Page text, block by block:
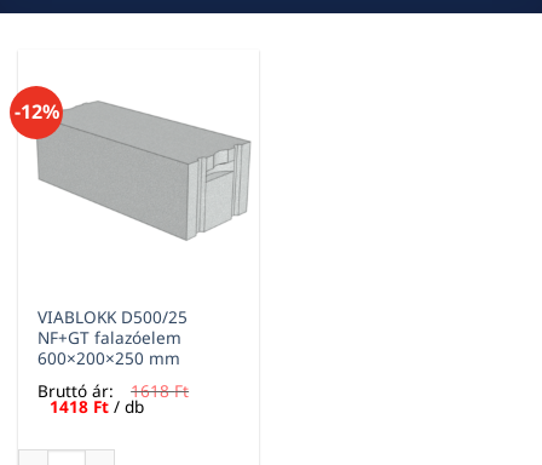
-12%
VIABLOKK D500/25
NF+GT falazóelem
600×200×250 mm
Bruttó ár:
1618Ft
Original
price
1618 Ft.
1418 FtCurrent
price
1418 Ft.
/ db